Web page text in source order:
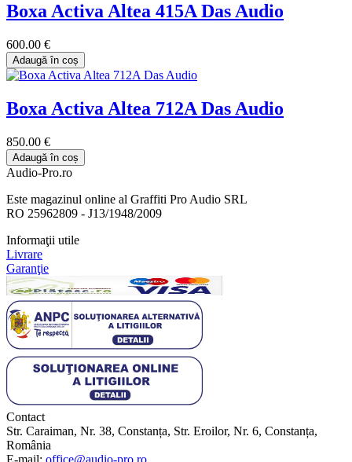
Boxa Activa Altea 415A Das Audio
600.00 €
Adaugă în coș
Boxa Activa Altea 712A Das Audio
850.00 €
Adaugă în coș
Audio-Pro.ro
Este magazinul online al Graffiti Pro Audio SRL
RO 25962809 - J13/1948/2009
Informaţii utile
Livrare
Garanţie
Contact
Str. Caraiman, Nr. 38, Constanța, Str. Eroilor, Nr. 6, Constanța,
România